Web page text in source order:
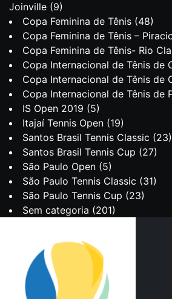
Joinville (9)
Copa Feminina de Tênis (48)
Copa Feminina de Tênis –
Copa Feminina de Tênis- Rio
Copa Internacional de Tênis de
Copa Internacional de Tênis de
Copa Internacional de Tênis de
IS Open 2019 (5)
Itajaí Tennis Open (19)
Santos Brasil Tennis Classic (23)
Santos Brasil Tennis Cup (27)
São Paulo Open (5)
São Paulo Tennis Classic (31)
São Paulo Tennis Cup (23)
Sem categoria (201)